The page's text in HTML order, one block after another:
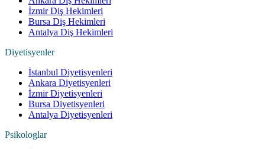
İzmir Diş Hekimleri
Bursa Diş Hekimleri
Antalya Diş Hekimleri
Diyetisyenler
İstanbul Diyetisyenleri
Ankara Diyetisyenleri
İzmir Diyetisyenleri
Bursa Diyetisyenleri
Antalya Diyetisyenleri
Psikologlar